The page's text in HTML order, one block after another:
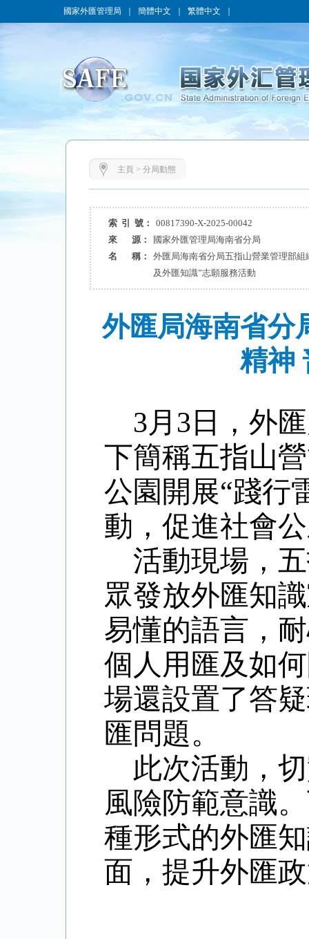
國家外匯管理局 簡體中文 繁體中文
主頁 > 分局動態
索 引 號：
00817390-X-2025-00042
來 源：
國家外匯管理局海南省分局
名 稱：
外匯局海南省分局五指山營業管理部組
及外匯知識”志願服務活動
外匯局海南省分
精神
3月3日 ，外
下簡稱五指山
公園 開展“踐行
動， 促進社會
活動現場，
眾發放外匯知
易懂的語言，
個人 用匯及如
場還設置了答
匯問題。
此次活動，
風險防範意識。
種形式的外匯
面，提升外匯